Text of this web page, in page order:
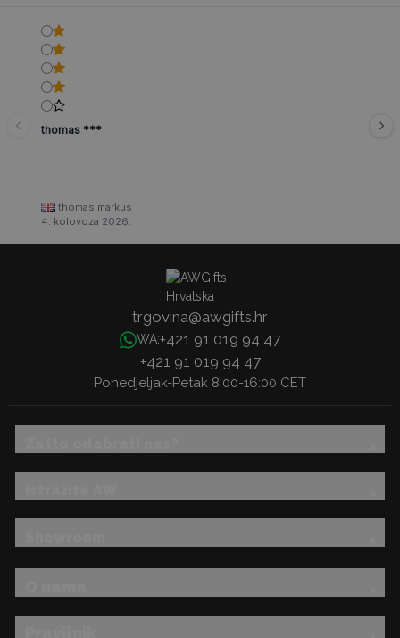
thomas ***
thomas markus
4. kolovoza 2026.
trgovina@awgifts.hr
WA:+421 91 019 94 47
+421 91 019 94 47
Ponedjeljak-Petak 8:00-16:00 CET